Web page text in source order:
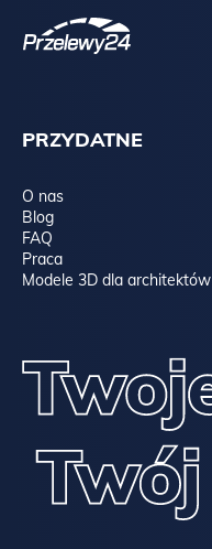
PRZYDATNE
O nas
Blog
FAQ
Praca
Modele 3D dla architektów